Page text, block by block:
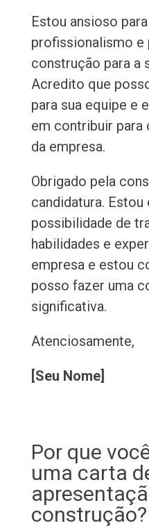
Estou ansioso
profissionalismo e
construção para a
Acredito que
para sua equipe e
em contribuir para
da empresa.
Obrigado pela
candidatura.
possibilidade de
habilidades e
empresa e estou
posso fazer uma
significativa.
Atenciosamente,
[Seu Nome]
Por que
uma carta
construção?